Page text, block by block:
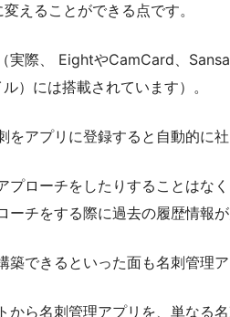
えることができる点です。
実際、 EightやCamCard、
）には搭載されています）。
アプリに登録すると自動的に社
ローチをしたりすることはな
チをする際に過去の履歴情報が
できるといった面も名刺管理ア
ら名刺管理アプリを、単なる